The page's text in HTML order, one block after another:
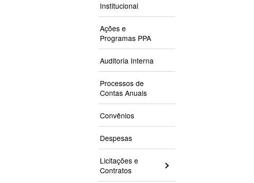
Institucional
Ações e
Programas PPA
Auditoria Interna
Processos de
Contas Anuais
Convênios
Despesas
Licitações e
Contratos